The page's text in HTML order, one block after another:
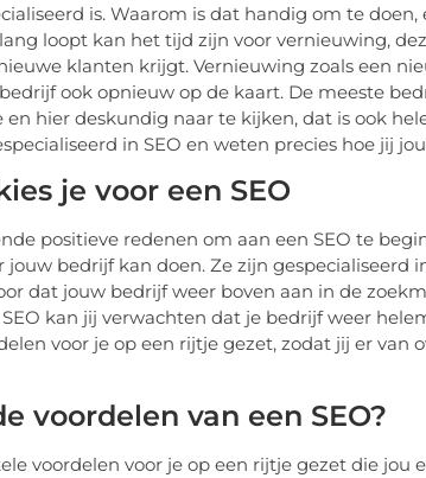
is. Waarom is dat handig om te
loopt kan het tijd zijn voor vernieuwing,
klanten krijgt. Vernieuwing zoals een
ook opnieuw op de kaart. De meeste
en hier deskundig naar te kijken, dat is ook
in SEO en weten precies hoe jij
je voor een SEO
positieve redenen om aan een SEO te
jouw bedrijf kan doen. Ze zijn
dat jouw bedrijf weer boven aan in de
kan jij verwachten dat je bedrijf weer
voor je op een rijtje gezet, zodat jij er van
voordelen van een SEO?
voordelen voor je op een rijtje gezet die